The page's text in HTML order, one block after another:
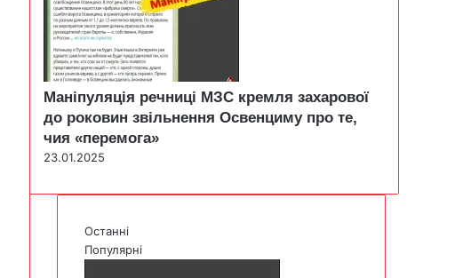
Маніпуляція речниці МЗС кремля захарової
до роковин звільнення Освенциму про те,
чия «перемога»
23.01.2025
Останні
Популярні